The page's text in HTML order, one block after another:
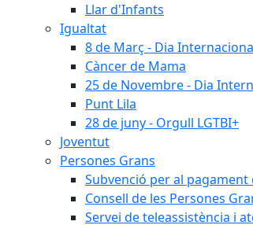
Llar d'Infants
Igualtat
8 de Març - Dia
Càncer de Mama
25 de Novembre - Dia
Punt Lila
28 de juny - Orgull LGTBI+
Joventut
Persones Grans
Subvenció per al pagament
Consell de les Persones
Servei de teleassistència i